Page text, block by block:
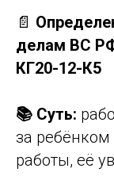
📄
делам ВС
КГ20-12-К5
📚 Суть:
за
работы, её